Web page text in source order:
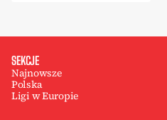
SEKCJE
Najnowsze
Polska
Ligi w Europie